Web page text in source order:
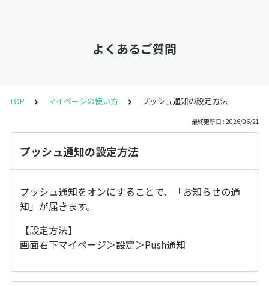
よくあるご質問
TOP マイページの使い方 プッシュ通知の設定方法
最終更新日 : 2026/06/21
プッシュ通知の設定方法
プッシュ通知をオンにすることで、「お知らせの通
知」が届きます。
【設定方法】
画面右下マイページ＞設定＞Push通知